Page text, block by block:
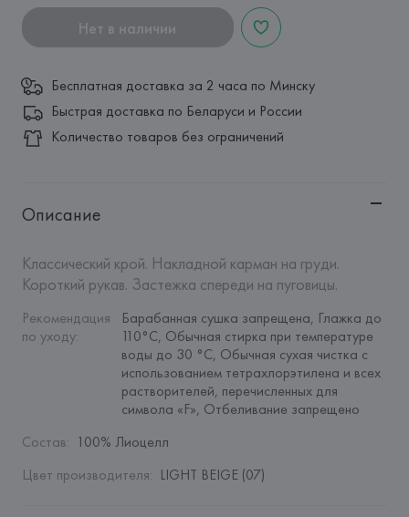
Нет в наличии
Бесплатная доставка за 2 часа по Минску
Быстрая доставка по Беларуси и России
Количество товаров без ограничений
Описание
Классический крой. Накладной карман на груди.
Короткий рукав. Застежка спереди на пуговицы.
Рекомендация
по уходу:
Барабанная сушка запрещена, Глажка до
110°C, Обычная стирка при температуре
воды до 30 °C, Обычная сухая чистка с
использованием тетрахлорэтилена и всех
растворителей, перечисленных для
символа «F», Отбеливание запрещено
Состав: 100% Лиоцелл
Цвет производителя: LIGHT BEIGE (07)